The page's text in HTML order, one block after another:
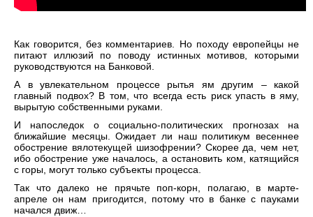
Как говорится, без комментариев. Но походу европейцы не
питают иллюзий по поводу истинных мотивов, которыми
руководствуются на Банковой.
А в увлекательном процессе рытья ям другим – какой
главный подвох? В том, что всегда есть риск упасть в яму,
вырытую собственными руками.
И напоследок о социально-политических прогнозах на
ближайшие месяцы. Ожидает ли наш политикум весеннее
обострение вялотекущей шизофрении? Скорее да, чем нет,
ибо обострение уже началось, а остановить ком, катящийся
с горы, могут только субъекты процесса.
Так что далеко не прячьте поп-корн, полагаю, в марте-
апреле он нам пригодится, потому что в банке с пауками
начался движ…